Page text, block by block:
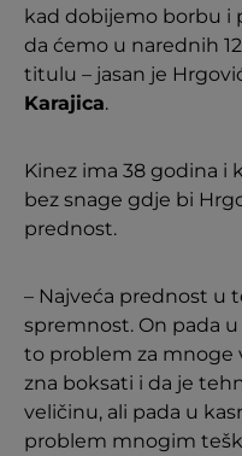
kad dobijemo borbu i
da ćemo u narednih
titulu – jasan je
Karajica.
Kinez ima 38 godina i
bez snage gdje bi
prednost.
– Najveća prednost u
spremnost. On pada
to problem za mnoge
zna boksati i da je
veličinu, ali pada u
problem mnogim